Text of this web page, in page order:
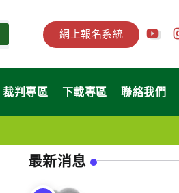
網上報名系統
裁判專區 下載專區 聯絡我們
最新消息